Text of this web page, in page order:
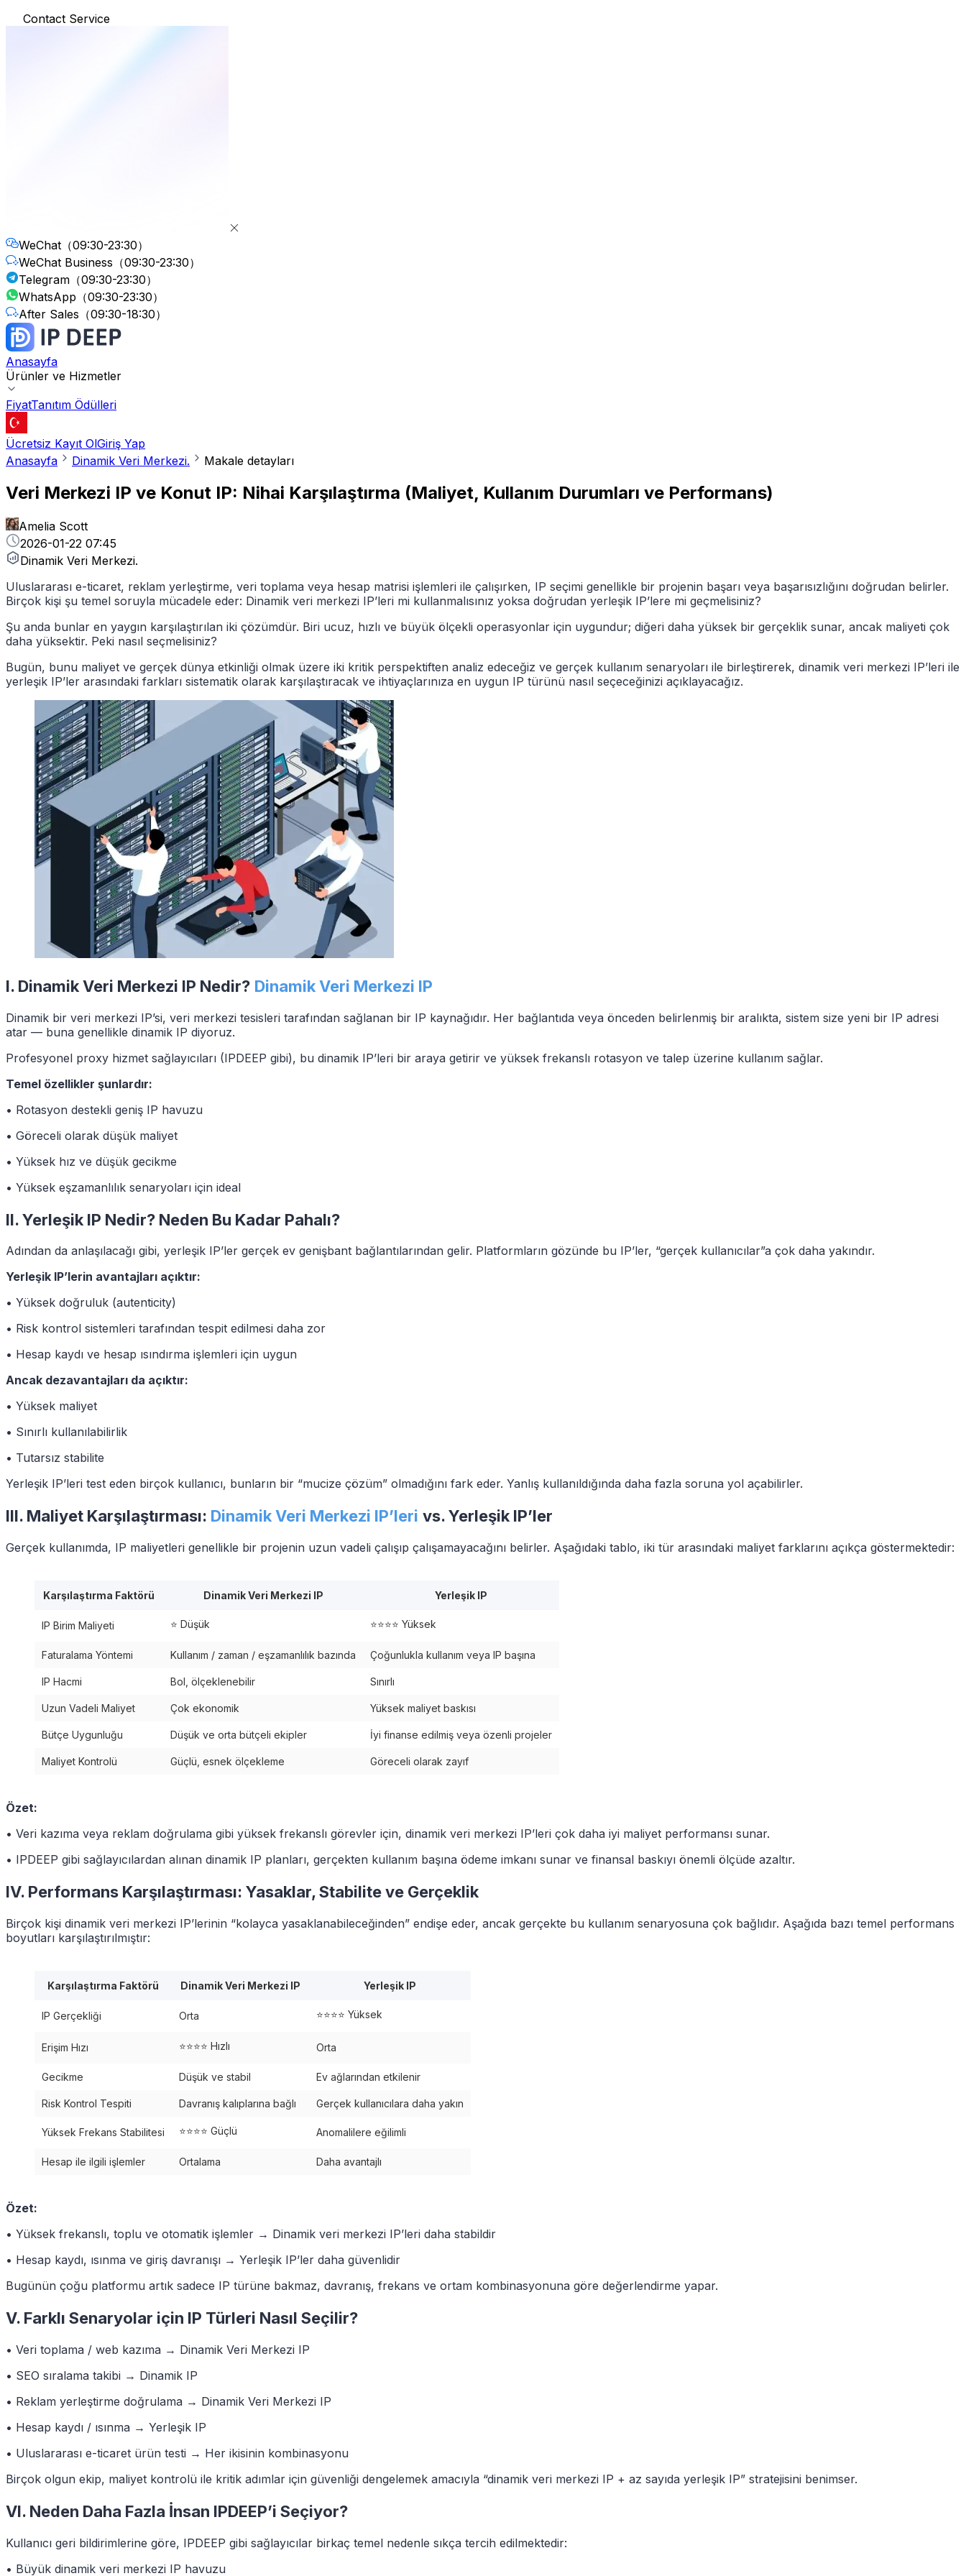
Contact Service
WeChat （09:30-23:30）
WeChat Business （09:30-23:30）
Telegram （09:30-23:30）
WhatsApp （09:30-23:30）
After Sales （09:30-18:30）
Anasayfa
Ürünler ve Hizmetler
FiyatTanıtım Ödülleri
Ücretsiz Kayıt OlGiriş Yap
Anasayfa
Dinamik Veri Merkezi. Makale detayları
Veri Merkezi IP ve Konut IP: Nihai Karşılaştırma (Maliyet, Kullanım Durumları ve Performans)
Amelia Scott
2026-01-22 07:45
Dinamik Veri Merkezi.
Uluslararası e-ticaret, reklam yerleştirme, veri toplama veya hesap matrisi işlemleri ile çalışırken, IP seçimi genellikle bir projenin başarı veya başarısızlığını doğrudan belirler.
Birçok kişi şu temel soruyla mücadele eder: Dinamik veri merkezi IP’leri mi kullanmalısınız yoksa doğrudan yerleşik IP’lere mi geçmelisiniz?
Şu anda bunlar en yaygın karşılaştırılan iki çözümdür. Biri ucuz, hızlı ve büyük ölçekli operasyonlar için uygundur; diğeri daha yüksek bir gerçeklik sunar, ancak maliyeti çok
daha yüksektir. Peki nasıl seçmelisiniz?
Bugün, bunu maliyet ve gerçek dünya etkinliği olmak üzere iki kritik perspektiften analiz edeceğiz ve gerçek kullanım senaryoları ile birleştirerek, dinamik veri merkezi IP’leri ile
yerleşik IP’ler arasındaki farkları sistematik olarak karşılaştıracak ve ihtiyaçlarınıza en uygun IP türünü nasıl seçeceğinizi açıklayacağız.
I. Dinamik Veri Merkezi IP Nedir? Dinamik Veri Merkezi IP
Dinamik bir veri merkezi IP’si, veri merkezi tesisleri tarafından sağlanan bir IP kaynağıdır. Her bağlantıda veya önceden belirlenmiş bir aralıkta, sistem size yeni bir IP adresi
atar — buna genellikle dinamik IP diyoruz.
Profesyonel proxy hizmet sağlayıcıları (IPDEEP gibi), bu dinamik IP’leri bir araya getirir ve yüksek frekanslı rotasyon ve talep üzerine kullanım sağlar.
Temel özellikler şunlardır:
• Rotasyon destekli geniş IP havuzu
• Göreceli olarak düşük maliyet
• Yüksek hız ve düşük gecikme
• Yüksek eşzamanlılık senaryoları için ideal
II. Yerleşik IP Nedir? Neden Bu Kadar Pahalı?
Adından da anlaşılacağı gibi, yerleşik IP’ler gerçek ev genişbant bağlantılarından gelir. Platformların gözünde bu IP’ler, “gerçek kullanıcılar”a çok daha yakındır.
Yerleşik IP’lerin avantajları açıktır:
• Yüksek doğruluk (autenticity)
• Risk kontrol sistemleri tarafından tespit edilmesi daha zor
• Hesap kaydı ve hesap ısındırma işlemleri için uygun
Ancak dezavantajları da açıktır:
• Yüksek maliyet
• Sınırlı kullanılabilirlik
• Tutarsız stabilite
Yerleşik IP’leri test eden birçok kullanıcı, bunların bir “mucize çözüm” olmadığını fark eder. Yanlış kullanıldığında daha fazla soruna yol açabilirler.
III. Maliyet Karşılaştırması: Dinamik Veri Merkezi IP’leri vs. Yerleşik IP’ler
Gerçek kullanımda, IP maliyetleri genellikle bir projenin uzun vadeli çalışıp çalışamayacağını belirler. Aşağıdaki tablo, iki tür arasındaki maliyet farklarını açıkça göstermektedir:
Karşılaştırma Faktörü Dinamik Veri Merkezi IP Yerleşik IP
IP Birim Maliyeti ⭐ Düşük ⭐⭐⭐⭐ Yüksek
Faturalama Yöntemi Kullanım / zaman / eşzamanlılık bazında Çoğunlukla kullanım veya IP başına
IP Hacmi Bol, ölçeklenebilir Sınırlı
Uzun Vadeli Maliyet Çok ekonomik Yüksek maliyet baskısı
Bütçe Uygunluğu Düşük ve orta bütçeli ekipler İyi finanse edilmiş veya özenli projeler
Maliyet Kontrolü Güçlü, esnek ölçekleme Göreceli olarak zayıf
Özet:
• Veri kazıma veya reklam doğrulama gibi yüksek frekanslı görevler için, dinamik veri merkezi IP’leri çok daha iyi maliyet performansı sunar.
• IPDEEP gibi sağlayıcılardan alınan dinamik IP planları, gerçekten kullanım başına ödeme imkanı sunar ve finansal baskıyı önemli ölçüde azaltır.
IV. Performans Karşılaştırması: Yasaklar, Stabilite ve Gerçeklik
Birçok kişi dinamik veri merkezi IP’lerinin “kolayca yasaklanabileceğinden” endişe eder, ancak gerçekte bu kullanım senaryosuna çok bağlıdır. Aşağıda bazı temel performans
boyutları karşılaştırılmıştır:
Karşılaştırma Faktörü Dinamik Veri Merkezi IP Yerleşik IP
IP Gerçekliği Orta ⭐⭐⭐⭐ Yüksek
Erişim Hızı ⭐⭐⭐⭐ Hızlı Orta
Gecikme Düşük ve stabil Ev ağlarından etkilenir
Risk Kontrol Tespiti Davranış kalıplarına bağlı Gerçek kullanıcılara daha yakın
Yüksek Frekans Stabilitesi ⭐⭐⭐⭐ Güçlü Anomalilere eğilimli
Hesap ile ilgili işlemler Ortalama Daha avantajlı
Özet:
• Yüksek frekanslı, toplu ve otomatik işlemler → Dinamik veri merkezi IP’leri daha stabildir
• Hesap kaydı, ısınma ve giriş davranışı → Yerleşik IP’ler daha güvenlidir
Bugünün çoğu platformu artık sadece IP türüne bakmaz, davranış, frekans ve ortam kombinasyonuna göre değerlendirme yapar.
V. Farklı Senaryolar için IP Türleri Nasıl Seçilir?
• Veri toplama / web kazıma → Dinamik Veri Merkezi IP
• SEO sıralama takibi → Dinamik IP
• Reklam yerleştirme doğrulama → Dinamik Veri Merkezi IP
• Hesap kaydı / ısınma → Yerleşik IP
• Uluslararası e-ticaret ürün testi → Her ikisinin kombinasyonu
Birçok olgun ekip, maliyet kontrolü ile kritik adımlar için güvenliği dengelemek amacıyla “dinamik veri merkezi IP + az sayıda yerleşik IP” stratejisini benimser.
VI. Neden Daha Fazla İnsan IPDEEP’i Seçiyor?
Kullanıcı geri bildirimlerine göre, IPDEEP gibi sağlayıcılar birkaç temel nedenle sıkça tercih edilmektedir:
• Büyük dinamik veri merkezi IP havuzu